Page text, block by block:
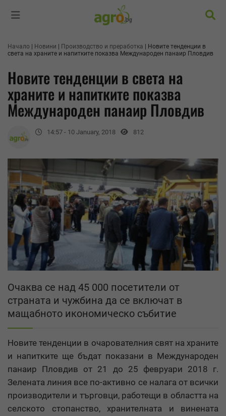
Начало Новини Производство и преработка
Новите тенденции в
света на храните и напитките показва Международен панаир Пловдив
Новите тенденции в света на
храните и напитките показва
Международен панаир Пловдив
14:57 - 10 January, 2018 812
Очаква се над 45 000 посетители от
страната и чужбина да се включат в
мащабното икономическо събитие
Новите тенденции в очарователния свят на храните
и напитките ще бъдат показани в Международен
панаир Пловдив от 21 до 25 февруари 2018 г.
Зелената линия все по-активно се налага от всички
производители и търговци, работещи в областта на
селското стопанство, хранителната и винената